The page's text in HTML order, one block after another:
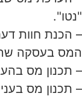
"נטו".
המס בעסקה
– תכנון מס
– תכנון מס